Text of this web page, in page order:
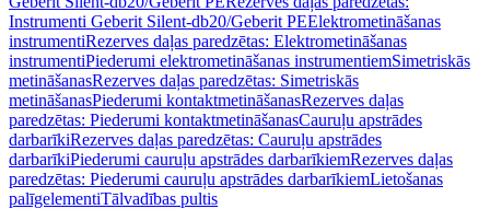
Instrumenti Geberit Silent-db20/Geberit PEElektrometināšanas
instrumentiRezerves daļas paredzētas: Elektrometināšanas
instrumentiPiederumi elektrometināšanas instrumentiemSimetriskās
metināšanasRezerves daļas paredzētas: Simetriskās
metināšanasPiederumi kontaktmetināšanasRezerves daļas
paredzētas: Piederumi kontaktmetināšanasCauruļu apstrādes
darbarīkiRezerves daļas paredzētas: Cauruļu apstrādes
darbarīkiPiederumi cauruļu apstrādes darbarīkiemRezerves daļas
paredzētas: Piederumi cauruļu apstrādes darbarīkiemLietošanas
palīgelementiTālvadības pultis